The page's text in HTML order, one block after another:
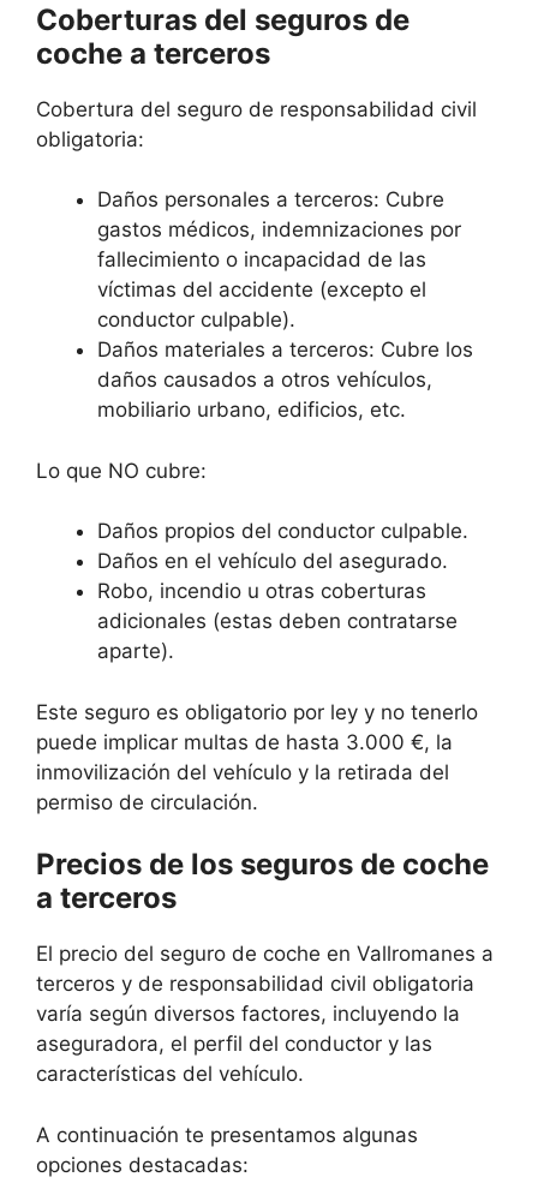
Coberturas del seguros de
coche a terceros
Cobertura del seguro de responsabilidad civil
obligatoria:
Daños personales a terceros: Cubre
gastos médicos, indemnizaciones por
fallecimiento o incapacidad de las
víctimas del accidente (excepto el
conductor culpable).
Daños materiales a terceros: Cubre los
daños causados a otros vehículos,
mobiliario urbano, edificios, etc.
Lo que NO cubre:
Daños propios del conductor culpable.
Daños en el vehículo del asegurado.
Robo, incendio u otras coberturas
adicionales (estas deben contratarse
aparte).
Este seguro es obligatorio por ley y no tenerlo
puede implicar multas de hasta 3.000 €, la
inmovilización del vehículo y la retirada del
permiso de circulación.
Precios de los seguros de coche
a terceros
El precio del seguro de coche en Vallromanes a
terceros y de responsabilidad civil obligatoria
varía según diversos factores, incluyendo la
aseguradora, el perfil del conductor y las
características del vehículo.
A continuación te presentamos algunas
opciones destacadas: